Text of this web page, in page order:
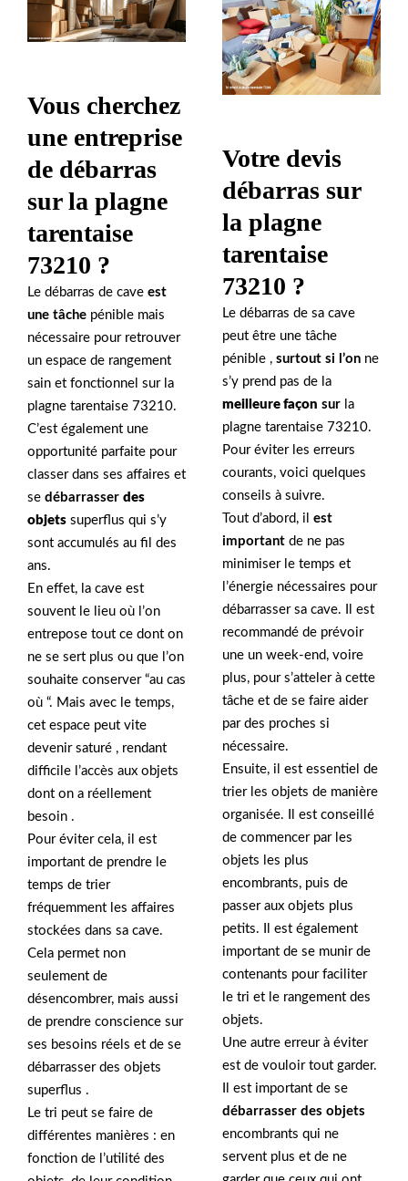
Vous cherchez
une entreprise
de débarras
sur la plagne
tarentaise
73210 ?
Le débarras de cave est
une tâche pénible mais
nécessaire pour retrouver
un espace de rangement
sain et fonctionnel sur la
plagne tarentaise 73210.
C’est également une
opportunité parfaite pour
classer dans ses affaires et
se débarrasser des
objets superflus qui s’y
sont accumulés au fil des
ans.
En effet, la cave est
souvent le lieu où l’on
entrepose tout ce dont on
ne se sert plus ou que l’on
souhaite conserver “au cas
où “. Mais avec le temps,
cet espace peut vite
devenir saturé , rendant
difficile l’accès aux objets
dont on a réellement
besoin .
Pour éviter cela, il est
important de prendre le
temps de trier
fréquemment les affaires
stockées dans sa cave.
Cela permet non
seulement de
désencombrer, mais aussi
de prendre conscience sur
ses besoins réels et de se
débarrasser des objets
superflus .
Le tri peut se faire de
différentes manières : en
fonction de l’utilité des
Votre devis
débarras sur
la plagne
tarentaise
73210 ?
Le débarras de sa cave
peut être une tâche
pénible , surtout si l’on ne
s’y prend pas de la
meilleure façon sur la
plagne tarentaise 73210.
Pour éviter les erreurs
courants, voici quelques
conseils à suivre.
Tout d’abord, il est
important de ne pas
minimiser le temps et
l’énergie nécessaires pour
débarrasser sa cave. Il est
recommandé de prévoir
une un week-end, voire
plus, pour s’atteler à cette
tâche et de se faire aider
par des proches si
nécessaire.
Ensuite, il est essentiel de
trier les objets de manière
organisée. Il est conseillé
de commencer par les
objets les plus
encombrants, puis de
passer aux objets plus
petits. Il est également
important de se munir de
contenants pour faciliter
le tri et le rangement des
objets.
Une autre erreur à éviter
est de vouloir tout garder.
Il est important de se
débarrasser des objets
encombrants qui ne
servent plus et de ne